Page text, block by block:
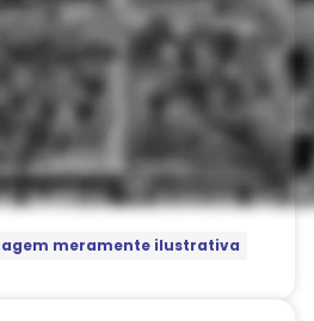
meramente ilustrativa